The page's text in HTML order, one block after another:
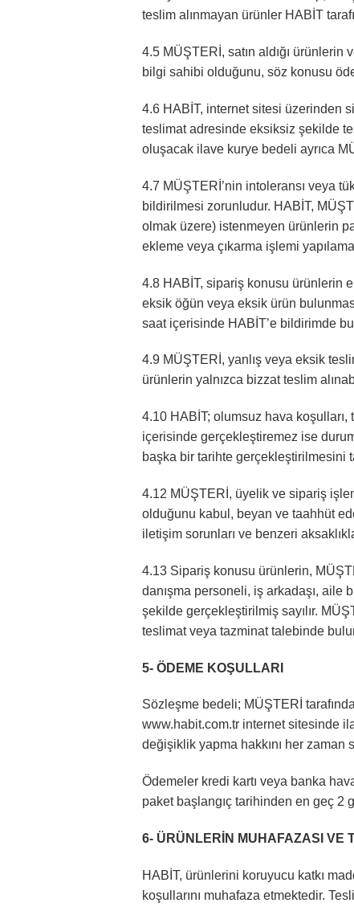
teslim alınmayan ürünler HABİT
4.5 MÜŞTERİ, satın aldığı
bilgi sahibi olduğunu, söz konusu
4.6 HABİT, internet sitesi üzerinden
teslimat adresinde eksiksiz şekilde
oluşacak ilave kurye bedeli ayrıca
4.7 MÜŞTERİ’nin intoleransı veya
bildirilmesi zorunludur. HABİT,
olmak üzere) istenmeyen ürünlerin
ekleme veya çıkarma işlemi
4.8 HABİT, sipariş konusu ürünlerin
eksik öğün veya eksik ürün
saat içerisinde HABİT’e bildirimde
4.9 MÜŞTERİ, yanlış veya eksik
ürünlerin yalnızca bizzat teslim
4.10 HABİT; olumsuz hava koşulları,
içerisinde gerçekleştiremez ise
başka bir tarihte gerçekleştirilmesini
4.12 MÜŞTERİ, üyelik ve sipariş
olduğunu kabul, beyan ve taahhüt
iletişim sorunları ve benzeri
4.13 Sipariş konusu ürünlerin,
danışma personeli, iş arkadaşı,
şekilde gerçekleştirilmiş sayılır.
teslimat veya tazminat talebinde
5- ÖDEME KOŞULLARI
Sözleşme bedeli; MÜŞTERİ
www.habit.com.tr internet sitesinde
değişiklik yapma hakkını her zaman
Ödemeler kredi kartı veya banka
paket başlangıç tarihinden en geç 2
6- ÜRÜNLERİN MUHAFAZASI VE
HABİT, ürünlerini koruyucu katkı
koşullarını muhafaza etmektedir.